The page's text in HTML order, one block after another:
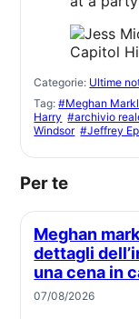
Categorie: Ultime
Tag:#Meghan
Harry #archivio
Windsor #Jeffrey
Per te
Meghan markle avrebbe raccontato
dettagli
una cena in
07/08/2026